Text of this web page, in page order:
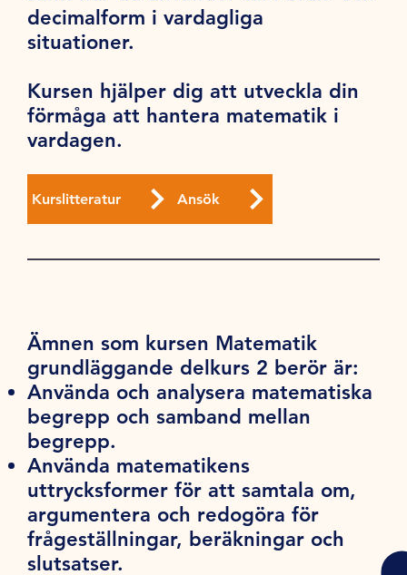
decimalform i vardagliga
situationer.
Kursen hjälper dig att utveckla din
förmåga att hantera matematik i
vardagen.
Kurslitteratur Ansök
Ämnen som kursen Matematik
grundläggande delkurs 2 berör är:
Använda och analysera matematiska
begrepp och samband mellan
begrepp.
Använda matematikens
uttrycksformer för att samtala om,
argumentera och redogöra för
frågeställningar, beräkningar och
slutsatser.